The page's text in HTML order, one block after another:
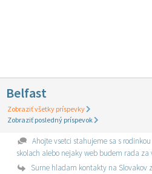
Belfast
Zobraziť všetky príspevky
Zobraziť posledný príspevok
Ahojte vsetci stahujeme sa s
skolach alebo nejaky web budem rada
Surne hladam kontakty na Slovakov zijucich v Rumunsku ohladom